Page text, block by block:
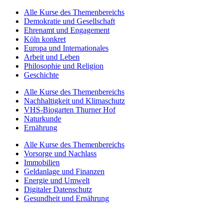
Alle Kurse des Themenbereichs
Demokratie und Gesellschaft
Ehrenamt und Engagement
Köln konkret
Europa und Internationales
Arbeit und Leben
Philosophie und Religion
Geschichte
Alle Kurse des Themenbereichs
Nachhaltigkeit und Klimaschutz
VHS-Biogarten Thurner Hof
Naturkunde
Ernährung
Alle Kurse des Themenbereichs
Vorsorge und Nachlass
Immobilien
Geldanlage und Finanzen
Energie und Umwelt
Digitaler Datenschutz
Gesundheit und Ernährung